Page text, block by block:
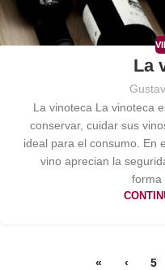
La
La vinoteca La vinoteca
conservar, cuidar sus
ideal para el consumo. En
vino aprecian la
forma
« ‹ 5